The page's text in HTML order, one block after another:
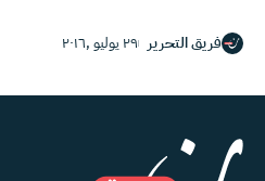
فريق التحرير ٢٩ يوليو ,٢٠١٦